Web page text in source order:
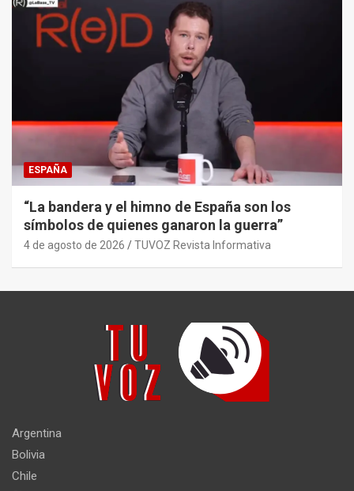
ESPAÑA
“La bandera y el himno de España son los
símbolos de quienes ganaron la guerra”
4 de agosto de 2026 TUVOZ Revista Informativa
Argentina
Bolivia
Chile